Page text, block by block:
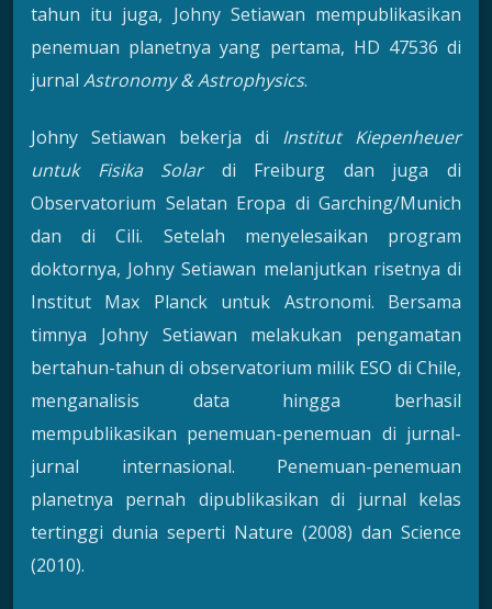
tahun itu juga, Johny Setiawan mempublikasikan
penemuan planetnya yang pertama, HD 47536 di
jurnal Astronomy & Astrophysics.
Johny Setiawan bekerja di Institut Kiepenheuer
untuk Fisika Solardi Freiburg dan juga di
Observatorium Selatan Eropa di Garching/Munich
dan di Cili. Setelah menyelesaikan program
doktornya, Johny Setiawan melanjutkan risetnya di
Institut Max Planck untuk Astronomi. Bersama
timnya Johny Setiawan melakukan pengamatan
bertahun-tahun di observatorium milik ESO di Chile,
menganalisis data hingga berhasil
mempublikasikan penemuan-penemuan di jurnal-
jurnal internasional. Penemuan-penemuan
planetnya pernah dipublikasikan di jurnal kelas
tertinggi dunia seperti Nature (2008) dan Science
(2010).